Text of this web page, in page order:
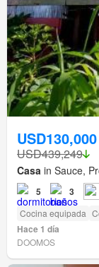
USD130,000
USD439,249
Casa in Sauce,
5 3
Cocina equipada
Hace 1 día
DOOMOS